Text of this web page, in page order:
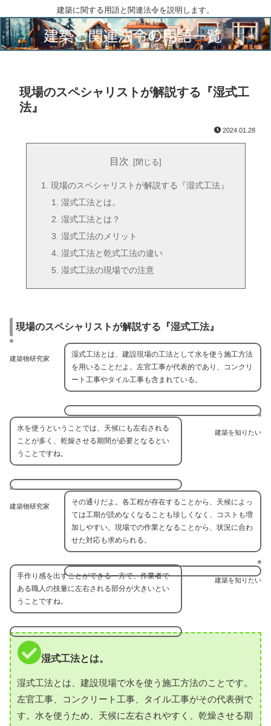
建築に関する用語と関連法令を説明します。
現場のスペシャリストが解説する『湿式工
法』
2024.01.28
目次
現場のスペシャリストが解説する『湿式工法』
湿式工法とは。
湿式工法とは？
湿式工法のメリット
湿式工法と乾式工法の違い
湿式工法の現場での注意
現場のスペシャリストが解説する『湿式工法』
建築物研究家
湿式工法とは、建設現場の工法として水を使う施工方法
を用いることだよ。左官工事が代表的であり、コンクリ
ート工事やタイル工事も含まれている。
建築を知りたい
水を使うということでは、天候にも左右される
ことが多く、乾燥させる期間が必要となるとい
うことですね。
建築物研究家
その通りだよ。各工程が存在することから、天候によっ
ては工期が読めなくなることも珍しくなく、コストも増
加しやすい。現場での作業となることから、状況に合わ
せた対応も求められる。
建築を知りたい
手作り感を出すことができる一方で、作業者で
ある職人の技量に左右される部分が大きいとい
うことですね。
湿式工法とは。
湿式工法とは、建設現場で水を使う施工方法のことです。
左官工事、コンクリート工事、タイル工事がその代表例で
す。水を使うため、天候に左右されやすく、乾燥させる期